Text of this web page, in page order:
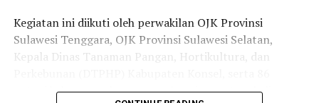
Bahan aktif utamanya, terdapat pada cineol-1,8 yang
memiliki manfaat sebagai antimikroba dan antivirus
melalui mekanisme M pro. M pro adalah main protease
Kegiatan ini diikuti oleh perwakilan OJK Provinsi
Sulawesi Tenggara, OJK Provinsi Sulawesi Selatan,
Kepala Dinas Tanaman Pangan, Hortikultura, dan
petani kakao yang berperan sebagai peserta sekaligus